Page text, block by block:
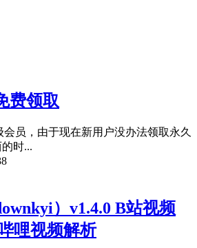
费领取
员，由于现在新用户没办法领取永久
时...
）v1.4.0 B站视频
哩视频解析